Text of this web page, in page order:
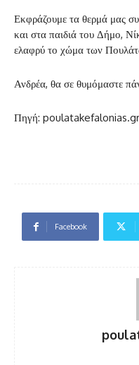
Εκφράζουμε τα θερμά μας
και στα παιδιά του Δήμο,
ελαφρύ το χώμα των
Ανδρέα, θα σε θυμόμαστε
Πηγή: poulatakefalonias.gr
Facebook